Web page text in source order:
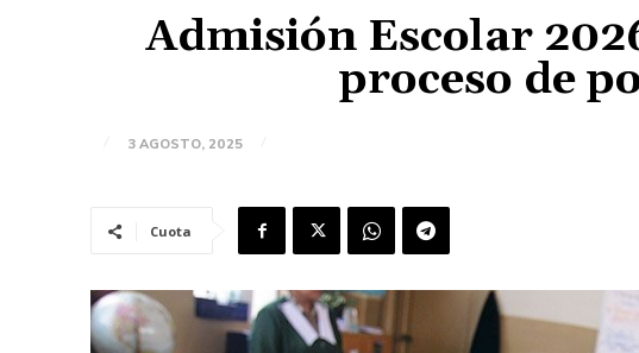
Admisión Escolar
proceso de
3 AGOSTO, 2025
Cuota